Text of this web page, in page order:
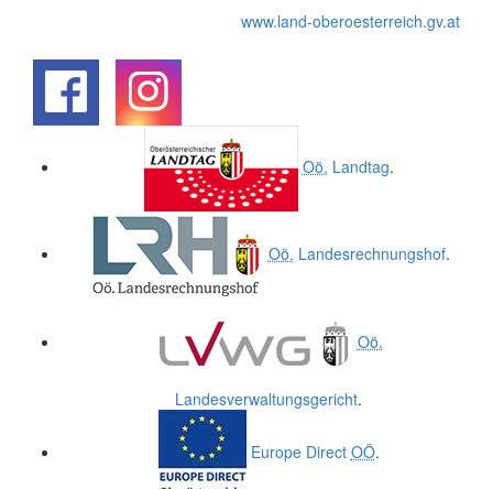
www.land-oberoesterreich.gv.at
Oö. Landtag.
Oö. Landesrechnungshof.
Oö.
Landesverwaltungsgericht.
Europe Direct OÖ.